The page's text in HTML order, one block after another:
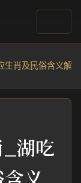
肖及民俗含义解析
湖吃